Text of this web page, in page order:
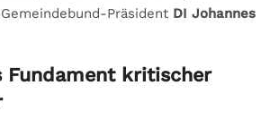
Präsident DI Johannes
Fundament kritischer